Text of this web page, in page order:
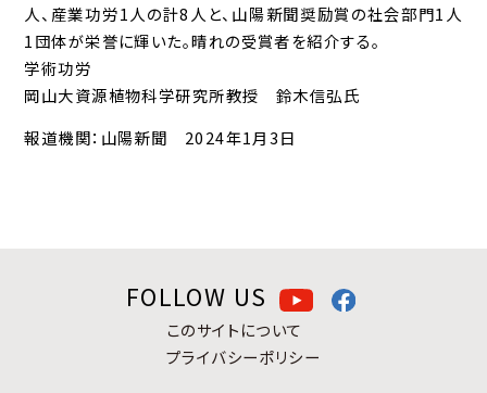
人、産業功労1人の計8人と、山陽新聞奨励賞の社会部門1人
1団体が栄誉に輝いた。晴れの受賞者を紹介する。
学術功労
岡山大資源植物科学研究所教授 鈴木信弘氏
報道機関：山陽新聞 2024年1月3日
FOLLOW US
このサイトについて
プライバシーポリシー